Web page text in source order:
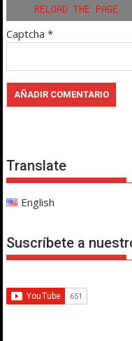
Captcha *
Translate
English
Suscríbete a